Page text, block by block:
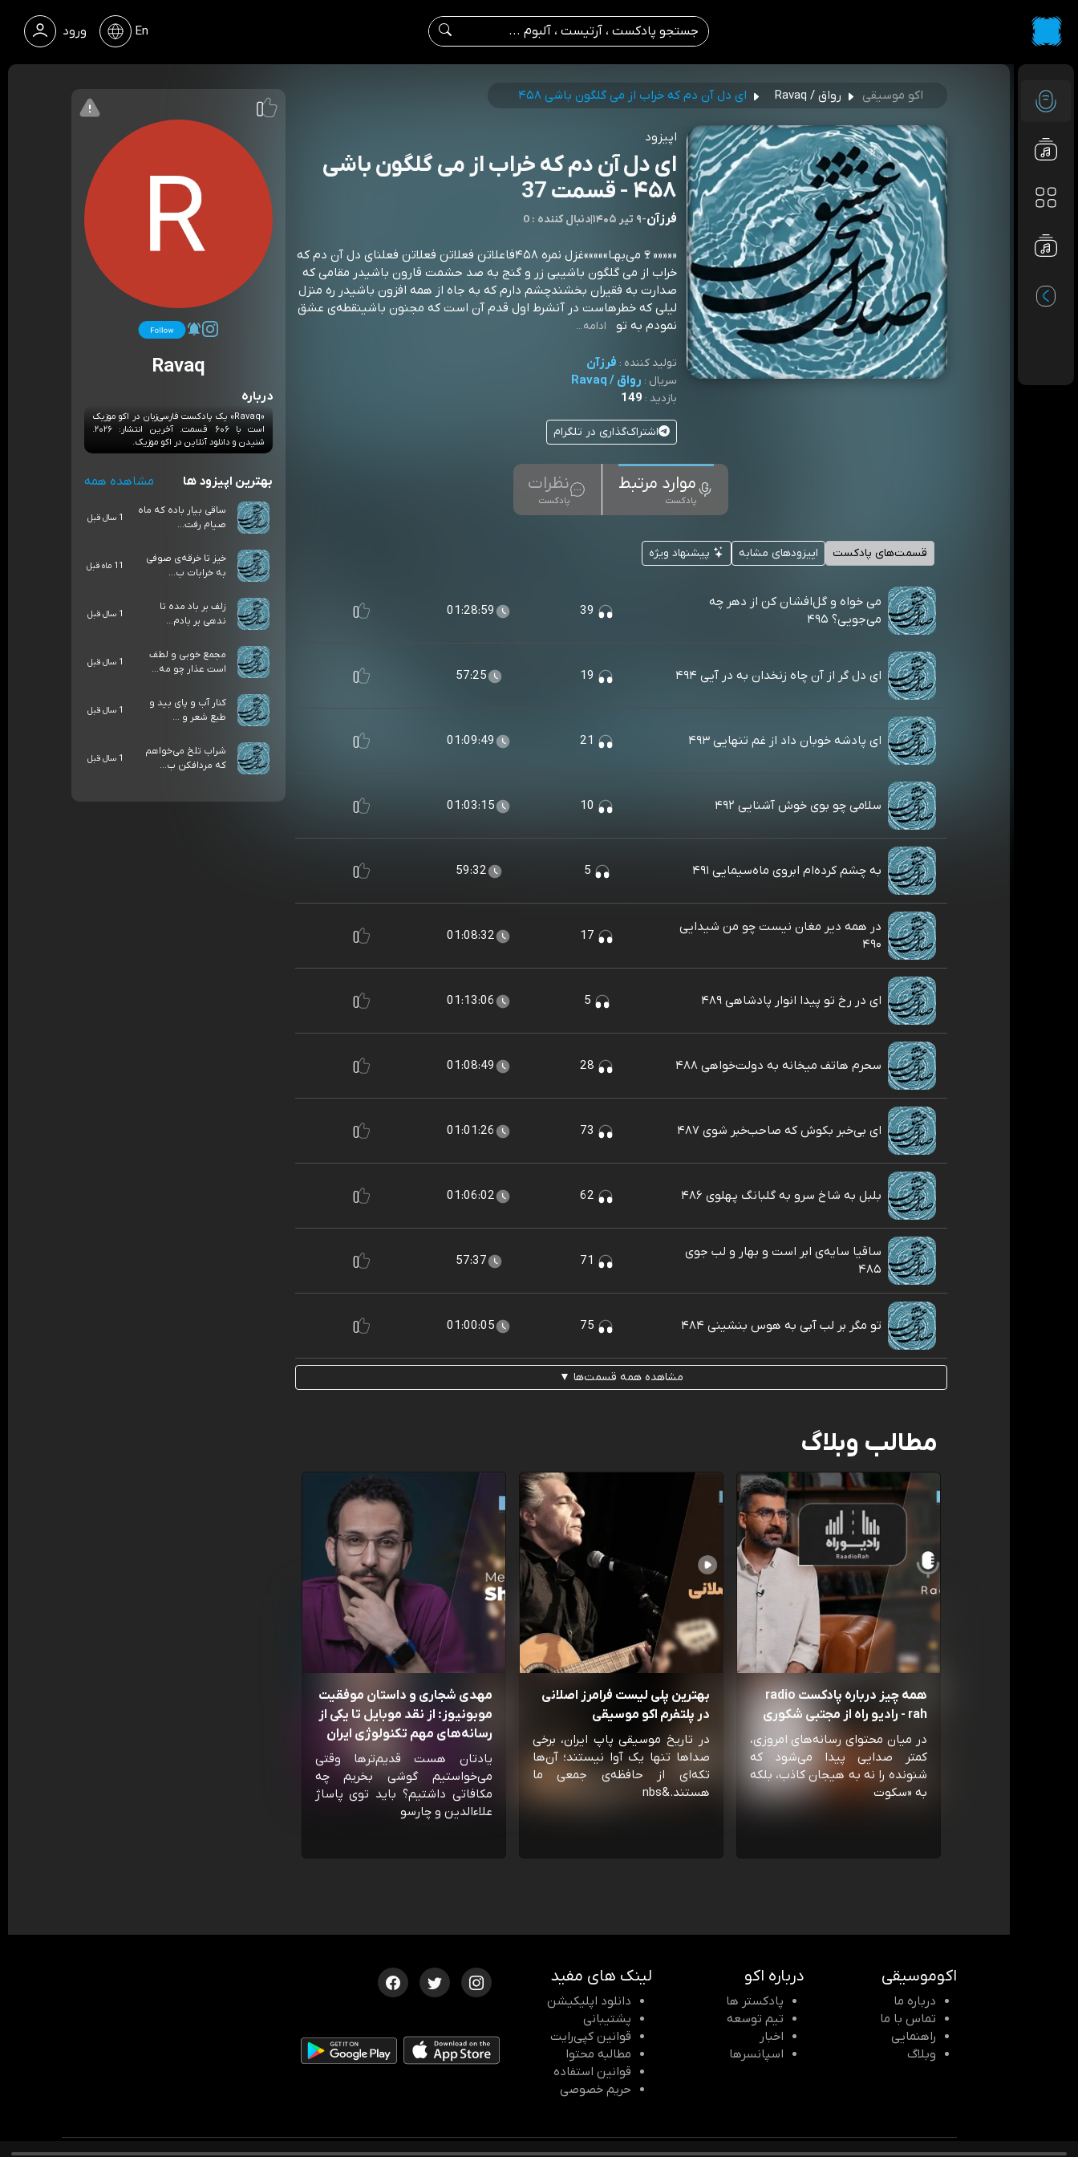
ورود En
اکو موسیقی رواق / Ravaq ای دل آن دم که خراب از می گلگون باشی ۴۵۸
اپیزود
ای دل آن دم که خراب از می گلگون باشی
۴۵۸ - قسمت 37
فرزآن-۹ تیر ۱۴۰۵ |0 : دنبال کننده
«««««🍷می‌بهـا»»»»»غزل نمره ۴۵۸فاعلاتن فعلاتن فعلاتن فعلنای دل آن دم که
خراب از می گلگون باشیبی زر و گنج به صد حشمت قارون باشیدر مقامی که
صدارت به فقيران بخشندچشم دارم که به جاه از همه افزون باشیدر ره منزل
ليلی که خطرهاست در آنشرط اول قدم آن است که مجنون باشینقطه‌ی عشق
نمودم به تو
ادامه...
تولید کننده : فرزآن
سریال : رواق / Ravaq
بازدید : 149
اشتراک‌گذاری در تلگرام
موارد مرتبط
پادکست
نظرات
پادکست
قسمت‌های پادکست اپیزودهای مشابه پیشنهاد ویژه
می خواه و گل‌افشان کن از دهر چه
می‌جویی؟ ۴۹۵
01:28:59
ای دل گر از آن چاه زنخدان به در آیی ۴۹۴ 57:25
ای پادشه خوبان داد از غم تنهایی ۴۹۳ 01:09:49
سلامی چو بوی خوش آشنایی ۴۹۲ 01:03:15
به چشم کرده‌ام ابروی ماه‌سیمایی ۴۹۱ 59:32
در همه دیر مغان نیست چو من شیدایی
۴۹۰
01:08:32
ای در رخ تو پیدا انوار پادشاهی ۴۸۹ 01:13:06
سحرم هاتف میخانه به دولت‌خواهی ۴۸۸ 01:08:49
ای بی‌خبر بکوش که صاحب‌خبر شوی ۴۸۷ 01:01:26
بلبل به شاخ سرو به گلبانگ پهلوی ۴۸۶ 01:06:02
ساقیا سایه‌ی ابر است و بهار و لب جوی
۴۸۵
57:37
تو مگر بر لب آبی به هوس بنشينی ۴۸۴ 01:00:05
مشاهده همه قسمت‌ها ▼
مطالب وبلاگ
همه چیز درباره پادکست radio
rah - رادیو راه از مجتبی شکوری
در میان محتوای رسانه‌های امروزی،
کمتر صدایی پیدا می‌شود که
شنونده را نه به هیجان کاذب، بلکه
به «سکوت
بهترین پلی لیست فرامرز اصلانی
در پلتفرم اکو موسیقی
در تاریخ موسیقی پاپ ایران، برخی
صداها تنها یک آوا نیستند؛ آن‌ها
تکه‌ای از حافظه‌ی جمعی ما
هستند.&nbs
مهدی شجاری و داستان موفقیت
موبونیوز: از نقد موبایل تا یکی از
رسانه‌‌های مهم تکنولوژی ایران
یادتان هست قدیم‌ترها وقتی
می‌خواستیم گوشی بخریم چه
مکافاتی داشتیم؟ باید توی پاساژ
علاءالدین و چارسو
Ravaq
درباره
«Ravaq» یک پادکست فارسی‌زبان در اکو موزیک
است با ۶۰۶ قسمت. آخرین انتشار: ۲۰۲۶.
شنیدن و دانلود آنلاین در اکو موزیک.
بهترین اپیزود ها مشاهده همه
ساقی بیار باده که ماه
صیام رفت...
1 سال قبل
خیز تا خرقه‌ی صوفی
به خرابات ب...
11 ماه قبل
زلف بر باد مده تا
ندهی بر بادم...
1 سال قبل
مجمع خوبی و لطف
است عذار چو مه...
1 سال قبل
کنار آب و پای بید و
طبع شعر و ...
1 سال قبل
شراب تلخ می‌خواهم
که مردافکن ب...
1 سال قبل
اکوموسیقی
درباره ما
تماس با ما
راهنمایی
وبلاگ
درباره اکو
پادکستر ها
تیم توسعه
اخبار
اسپانسرها
لینک های مفید
دانلود اپلیکیشن
پشتیبانی
قوانین کپی‌رایت
مطالبه محتوا
قوانین استفاده
حریم خصوصی